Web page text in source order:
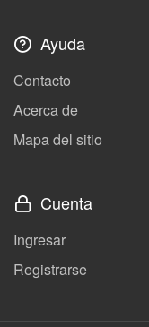
Ayuda
Contacto
Acerca de
Mapa del sitio
Cuenta
Ingresar
Registrarse